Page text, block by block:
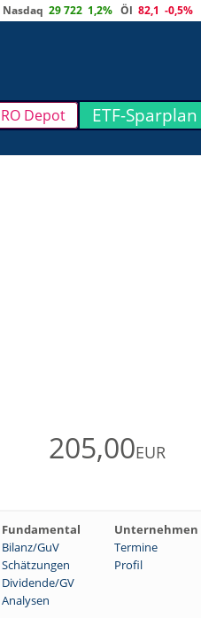
Nasdaq 29 722 1,2% Öl 82,1 -0,5%
Depot ETF-Sparplan
205,00EUR
Fundamental Unternehmen
Bilanz/GuV Termine
Schätzungen Profil
Dividende/GV
Analysen